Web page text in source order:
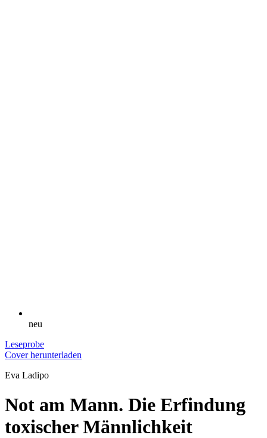
neu
Leseprobe
Cover herunterladen
Eva Ladipo
Not am Mann. Die Erfindung
toxischer Männlichkeit